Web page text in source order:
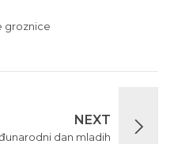
groznice
NEXT
dan mladih